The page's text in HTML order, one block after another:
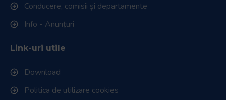
Conducere, comisii și departamente
Info - Anunțuri
Link-uri utile
Download
Politica de utilizare cookies